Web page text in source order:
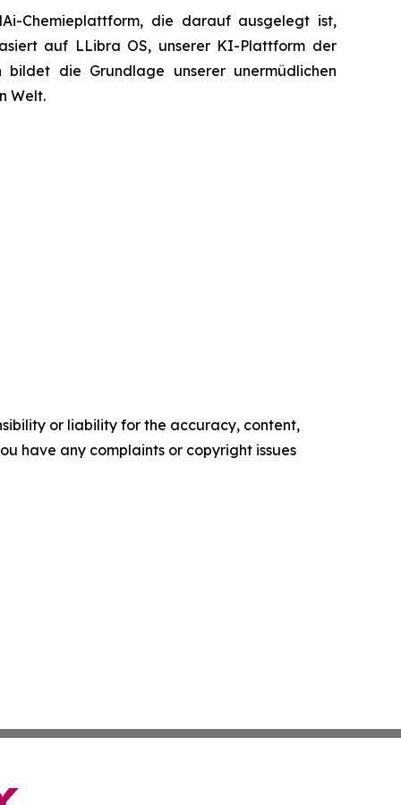
Chemieplattform, die darauf ausgelegt ist,
auf LLibra OS, unserer KI-Plattform der
die Grundlage unserer unermüdlichen
Welt.
or liability for the accuracy, content,
have any complaints or copyright issues